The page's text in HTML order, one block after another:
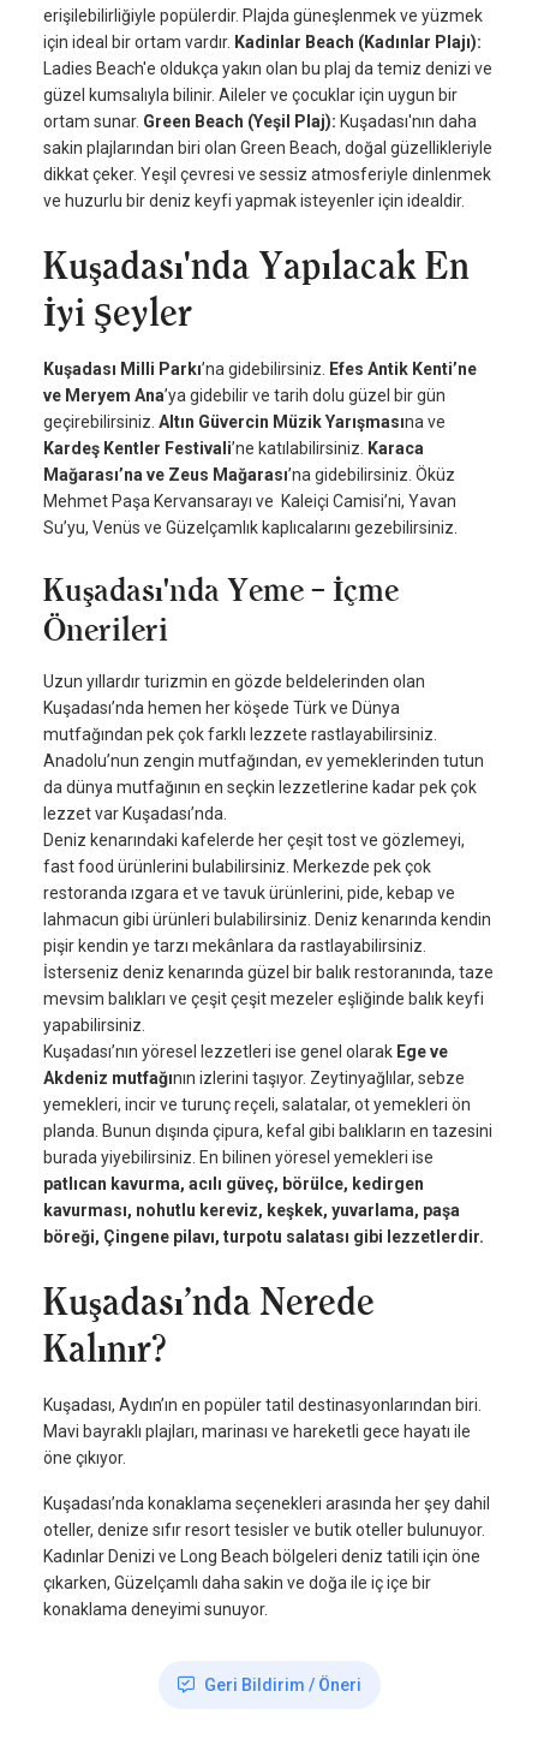
erişilebilirliğiyle popülerdir. Plajda güneşlenmek ve yüzmek
için ideal bir ortam vardır. Kadinlar Beach (Kadınlar Plajı):
Ladies Beach'e oldukça yakın olan bu plaj da temiz denizi ve
güzel kumsalıyla bilinir. Aileler ve çocuklar için uygun bir
ortam sunar. Green Beach (Yeşil Plaj): Kuşadası'nın daha
sakin plajlarından biri olan Green Beach, doğal güzellikleriyle
dikkat çeker. Yeşil çevresi ve sessiz atmosferiyle dinlenmek
ve huzurlu bir deniz keyfi yapmak isteyenler için idealdir.
Kuşadası'nda Yapılacak En
İyi Şeyler
Kuşadası Milli Parkı’na gidebilirsiniz.
Efes Antik Kenti’ne
ve Meryem Ana’ya gidebilir ve tarih dolu güzel bir gün
geçirebilirsiniz. Altın Güvercin Müzik Yarışmasına ve
Kardeş Kentler Festivali’ne katılabilirsiniz.
Karaca
Mağarası’na ve Zeus Mağarası’na gidebilirsiniz. Öküz
Mehmet Paşa Kervansarayı ve Kaleiçi Camisi’ni, Yavan
Su’yu, Venüs ve Güzelçamlık kaplıcalarını gezebilirsiniz.
Kuşadası'nda Yeme – İçme
Önerileri
Uzun yıllardır turizmin en gözde beldelerinden olan
Kuşadası’nda hemen her köşede Türk ve Dünya
mutfağından pek çok farklı lezzete rastlayabilirsiniz.
Anadolu’nun zengin mutfağından, ev yemeklerinden tutun
da dünya mutfağının en seçkin lezzetlerine kadar pek çok
lezzet var Kuşadası’nda.
Deniz kenarındaki kafelerde her çeşit tost ve gözlemeyi,
fast food ürünlerini bulabilirsiniz. Merkezde pek çok
restoranda ızgara et ve tavuk ürünlerini, pide, kebap ve
lahmacun gibi ürünleri bulabilirsiniz. Deniz kenarında kendin
pişir kendin ye tarzı mekânlara da rastlayabilirsiniz.
İsterseniz deniz kenarında güzel bir balık restoranında, taze
mevsim balıkları ve çeşit çeşit mezeler eşliğinde balık keyfi
yapabilirsiniz.
Kuşadası’nın yöresel lezzetleri ise genel olarak Ege ve
Akdeniz mutfağının izlerini taşıyor. Zeytinyağlılar, sebze
yemekleri, incir ve turunç reçeli, salatalar, ot yemekleri ön
planda. Bunun dışında çipura, kefal gibi balıkların en tazesini
burada yiyebilirsiniz. En bilinen yöresel yemekleri ise
patlıcan kavurma, acılı güveç, börülce, kedirgen
kavurması, nohutlu kereviz, keşkek, yuvarlama, paşa
böreği, Çingene pilavı, turpotu salatası gibi lezzetlerdir.
Kuşadası’nda Nerede
Kalınır?
Kuşadası, Aydın’ın en popüler tatil destinasyonlarından biri.
Mavi bayraklı plajları, marinası ve hareketli gece hayatı ile
öne çıkıyor.
Kuşadası’nda konaklama seçenekleri arasında her şey dahil
oteller, denize sıfır resort tesisler ve butik oteller bulunuyor.
Kadınlar Denizi ve Long Beach bölgeleri deniz tatili için öne
çıkarken, Güzelçamlı daha sakin ve doğa ile iç içe bir
konaklama deneyimi sunuyor.
Geri Bildirim / Öneri